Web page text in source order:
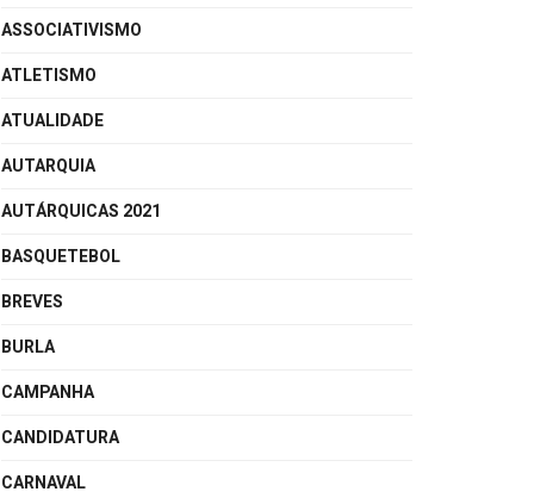
ASSOCIATIVISMO
ATLETISMO
ATUALIDADE
AUTARQUIA
AUTÁRQUICAS 2021
BASQUETEBOL
BREVES
BURLA
CAMPANHA
CANDIDATURA
CARNAVAL